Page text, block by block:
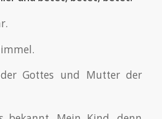
Gottes und Mutter der